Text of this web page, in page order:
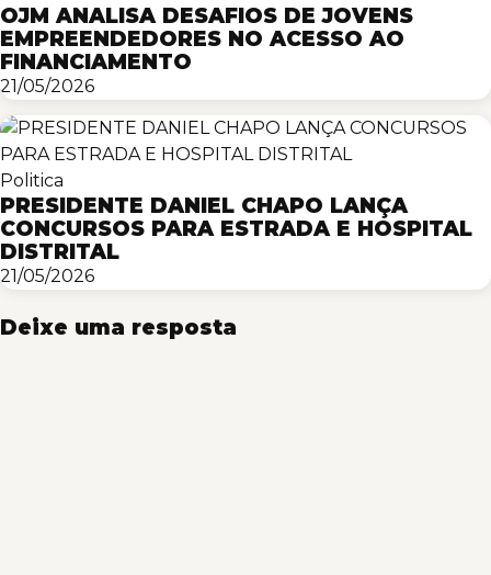
OJM ANALISA DESAFIOS DE JOVENS
EMPREENDEDORES NO ACESSO AO
FINANCIAMENTO
21/05/2026
Politica
PRESIDENTE DANIEL CHAPO LANÇA
CONCURSOS PARA ESTRADA E HOSPITAL
DISTRITAL
21/05/2026
Deixe uma resposta